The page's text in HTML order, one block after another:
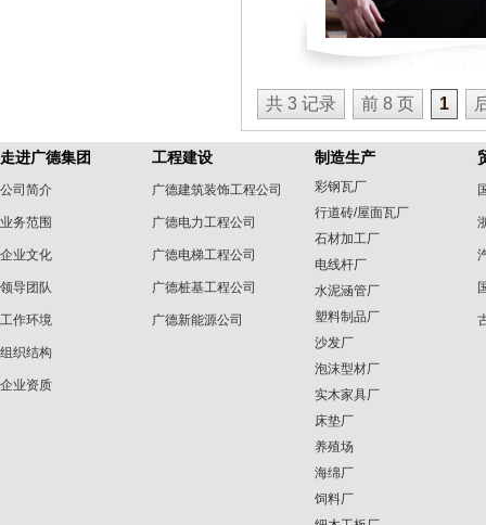
共 3 记录 前 8 页 1
走进广德集团
公司简介
业务范围
企业文化
领导团队
工作环境
组织结构
企业资质
工程建设
广德建筑装饰工程公司
广德电力工程公司
广德电梯工程公司
广德桩基工程公司
广德新能源公司
制造生产
彩钢瓦厂
行道砖/屋面瓦厂
石材加工厂
电线杆厂
水泥涵管厂
塑料制品厂
沙发厂
泡沫型材厂
实木家具厂
床垫厂
养殖场
海绵厂
饲料厂